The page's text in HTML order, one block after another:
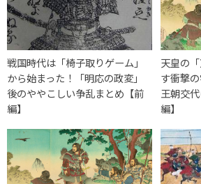
戦国時代は「椅子取りゲーム」
から始まった！「明応の政変」
後のややこしい争乱まとめ【前
編】
天皇の
す衝撃
王朝交
編】